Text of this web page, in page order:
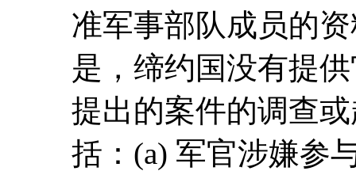
准军事部队成员的
是，缔约国没有提
提出的案件的调查
括：(a) 军官涉嫌参